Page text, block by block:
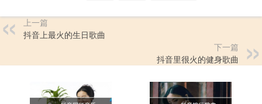
上一篇
抖音上最火的生日歌曲
下一篇
抖音里很火的健身歌曲